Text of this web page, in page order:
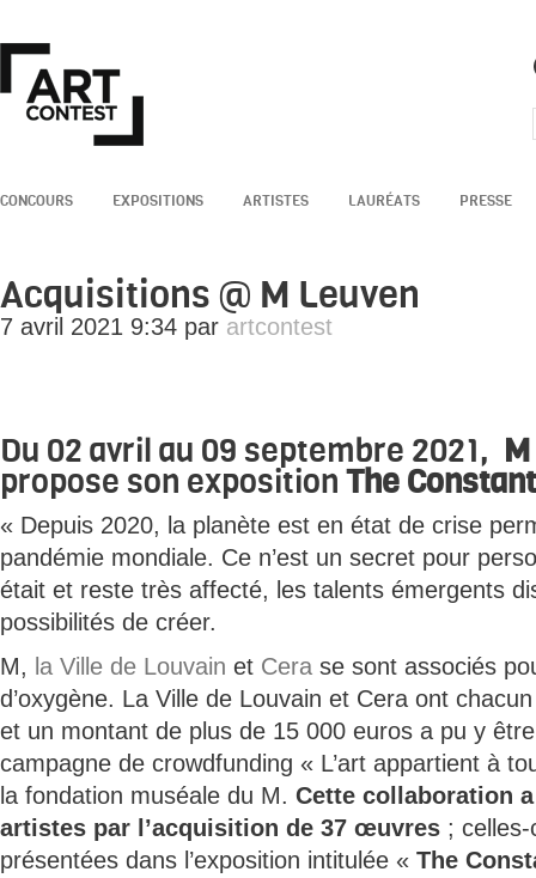
CONCOURS EXPOSITIONS ARTISTES LAURÉATS PRESSE
Acquisitions @ M Leuven
7 avril 2021 9:34 par artcontest
Du 02 avril au 09 septembre 2021,
propose son exposition The
« Depuis 2020, la planète est en état de crise
pandémie mondiale. Ce n’est un secret pour
était et reste très affecté, les talents émergents
possibilités de créer.
M, la Ville de Louvain et Cera se sont associés
d’oxygène. La Ville de Louvain et Cera ont
et un montant de plus de 15 000 euros a pu y
campagne de crowdfunding « L’art appartient à
la fondation muséale du M. Cette collaboration
artistes par l’acquisition de 37 œuvres ;
présentées dans l’exposition intitulée « The